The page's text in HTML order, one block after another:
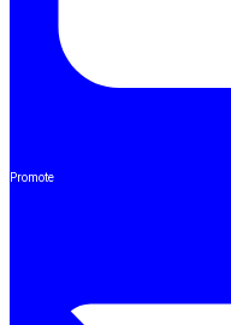
Promote